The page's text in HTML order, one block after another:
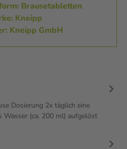
Brausetabletten
Kneipp
Kneipp GmbH
Dosierung 2x täglich eine
Wasser (ca. 200 ml) aufgelöst